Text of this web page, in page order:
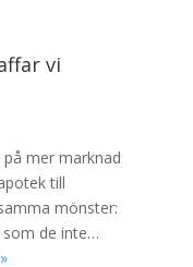
vi
mer marknad
till
mönster:
de inte…